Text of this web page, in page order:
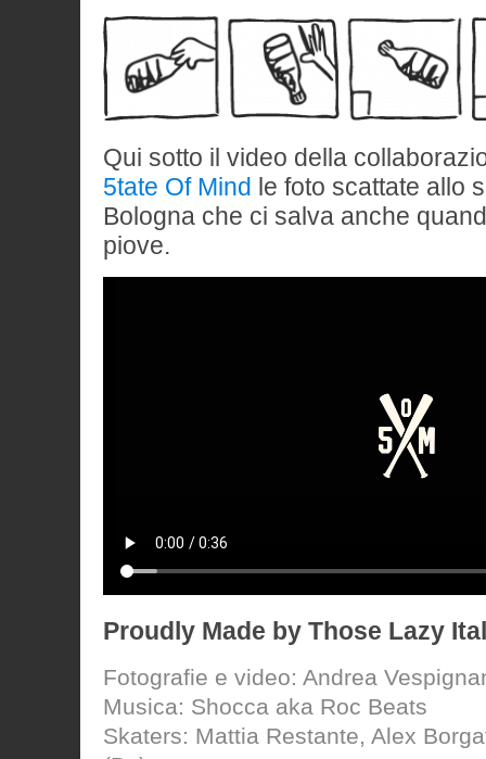
Qui sotto il video della
5tate Of Mind le foto scattate allo
Bologna che ci salva anche
piove.
Proudly Made by Those Lazy
Fotografie e video: Andrea
Musica: Shocca aka Roc Beats
Skaters: Mattia Restante, Alex